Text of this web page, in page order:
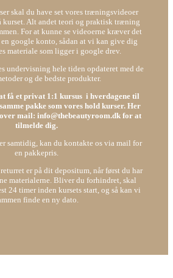
skal du have set vores træningsvideoer
kurset. Alt andet teori og praktisk træning
For at kunne se videoerne kræver det
google konto, sådan at vi kan give dig
materiale som ligger i google drev.
undervisning hele tiden opdateret med de
og de bedste produkter.
få et privat 1:1 kursus i hverdagene til
pakke som vores hold kurser. Her
mail: info@thebeautyroom.dk for at
tilmelde dig.
samtidig, kan du kontakte os via mail for
en pakkepris.
er på dit depositum, når først du har
materialerne. Bliver du forhindret, skal
24 timer inden kursets start, og så kan vi
finde en ny dato.